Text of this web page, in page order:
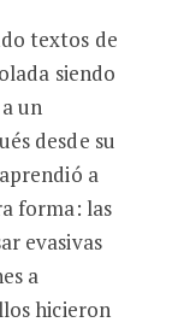
textos de
siendo
un
desde su
a
forma: las
evasivas
a
hicieron